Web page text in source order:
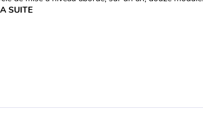
SUITE